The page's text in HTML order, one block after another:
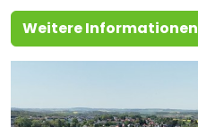
Weitere Informationen